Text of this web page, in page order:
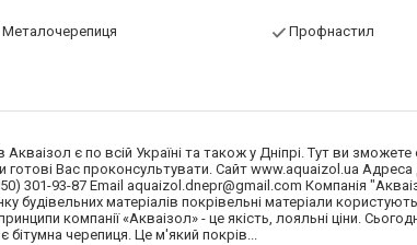
Металочерепиця
Профнастил
є по всій Україні та також у Дніпрі. Тут ви
готові Вас проконсультувати. Сайт www.aquaizol.ua Адреса
301-93-87 Email aquaizol.dnepr@gmail.com Компанія
будівельних матеріалів покрівельні матеріали
компанії «Акваізол» - це якість, лояльні ціни.
бітумна черепиця. Це м'який покрів...